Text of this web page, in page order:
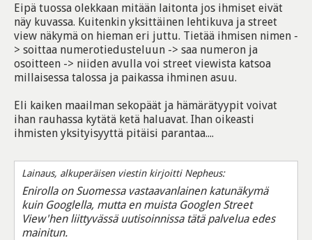
Eipä tuossa olekkaan mitään laitonta jos ihmiset eivät
näy kuvassa. Kuitenkin yksittäinen lehtikuva ja street
view näkymä on hieman eri juttu. Tietää ihmisen nimen -
> soittaa numerotiedusteluun -> saa numeron ja
osoitteen -> niiden avulla voi street viewista katsoa
millaisessa talossa ja paikassa ihminen asuu.
Eli kaiken maailman sekopäät ja hämärätyypit voivat
ihan rauhassa kytätä ketä haluavat. Ihan oikeasti
ihmisten yksityisyyttä pitäisi parantaa....
Lainaus, alkuperäisen viestin kirjoitti Nepheus:
Enirolla on Suomessa vastaavanlainen katunäkymä
kuin Googlella, mutta en muista Googlen Street
View'hen liittyvässä uutisoinnissa tätä palvelua edes
mainitun.